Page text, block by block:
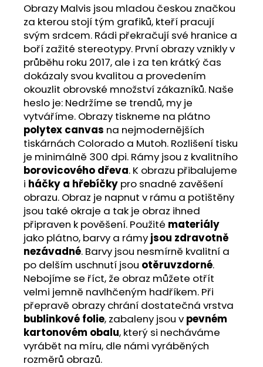
Obrazy Malvis jsou mladou českou značkou
za kterou stojí tým grafiků, kteří pracují
svým srdcem. Rádi překračují své hranice a
boří zažité stereotypy. První obrazy vznikly v
průběhu roku 2017, ale i za ten krátký čas
dokázaly svou kvalitou a provedením
okouzlit obrovské množství zákazníků. Naše
heslo je: Nedržíme se trendů, my je
vytváříme. Obrazy tiskneme na plátno
polytex canvas na nejmodernějších
tiskárnách Colorado a Mutoh. Rozlišení tisku
je minimálně 300 dpi. Rámy jsou z kvalitního
borovicového dřeva. K obrazu přibalujeme
i háčky a hřebíčky pro snadné zavěšení
obrazu. Obraz je napnut v rámu a potištěny
jsou také okraje a tak je obraz ihned
připraven k pověšení. Použité materiály
jako plátno, barvy a rámy jsou zdravotně
nezávadné. Barvy jsou nesmírně kvalitní a
po delším uschnutí jsou otěruvzdorné.
Nebojíme se říct, že obraz můžete otřít
velmi jemně navlhčeným hadříkem. Při
přepravě obrazy chrání dostatečná vrstva
bublinkové folie, zabaleny jsou v pevném
kartonovém obalu, který si necháváme
vyrábět na míru, dle námi vyráběných
rozměrů obrazů.